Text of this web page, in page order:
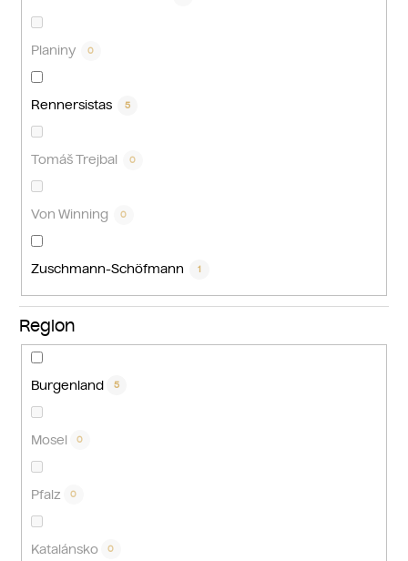
Planiny 0
Rennersistas 5
Tomáš Trejbal 0
Von Winning 0
Zuschmann-Schöfmann 1
Region
Burgenland 5
Mosel 0
Pfalz 0
Katalánsko 0